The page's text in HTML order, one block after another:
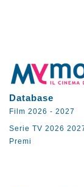
Database
Film 2026 - 2027
Serie TV 2026
Premi